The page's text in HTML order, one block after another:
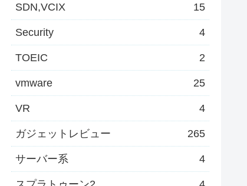
SDN,VCIX 15
Security 4
TOEIC 2
vmware 25
VR 4
ガジェットレビュー 265
サーバー系 4